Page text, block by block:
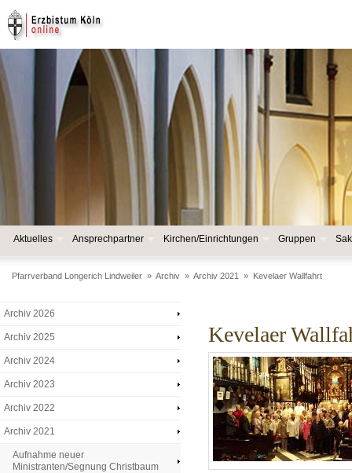
Aktuelles Ansprechpartner Kirchen/Einrichtungen Gruppen
Pfarrverband Longerich Lindweiler » Archiv » Archiv 2021 » Kevelaer Wallfahrt
Archiv 2026
Archiv 2025
Archiv 2024
Archiv 2023
Archiv 2022
Archiv 2021
Aufnahme neuer
Ministranten/Segnung Christbaum
Kevelaer